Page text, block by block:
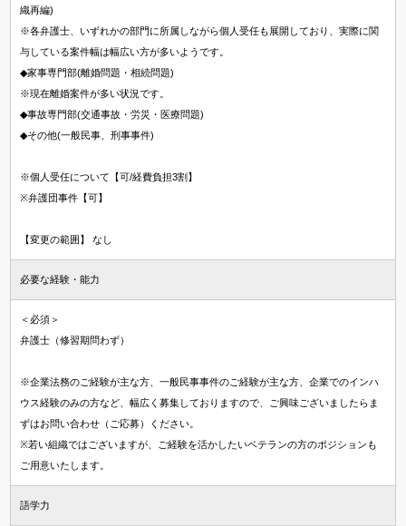
織再編)
※各弁護士、いずれかの部門に所属しながら個人受任も展開しており、実際に関
与している案件幅は幅広い方が多いようです。
◆家事専門部(離婚問題・相続問題)
※現在離婚案件が多い状況です。
◆事故専門部(交通事故・労災・医療問題)
◆その他(一般民事、刑事事件)
※個人受任について【可/経費負担3割】
※弁護団事件【可】
【変更の範囲】 なし
必要な経験・能力
＜必須＞
弁護士（修習期問わず）
※企業法務のご経験が主な方、一般民事事件のご経験が主な方、企業でのインハ
ウス経験のみの方など、幅広く募集しておりますので、ご興味ございましたらま
ずはお問い合わせ（ご応募）ください。
※若い組織ではございますが、ご経験を活かしたいベテランの方のポジションも
ご用意いたします。
語学力